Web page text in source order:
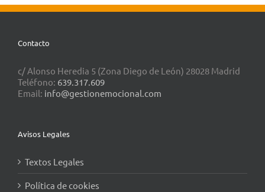
Contacto
c/ Alonso Heredia 5 (Zona Diego de León) 28028 Madrid
Teléfono: 639.317.609
Email: info@gestionemocional.com
Avisos Legales
Textos Legales
Política de cookies